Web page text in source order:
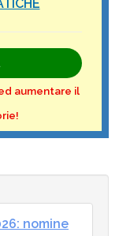
aumentare il
nomine